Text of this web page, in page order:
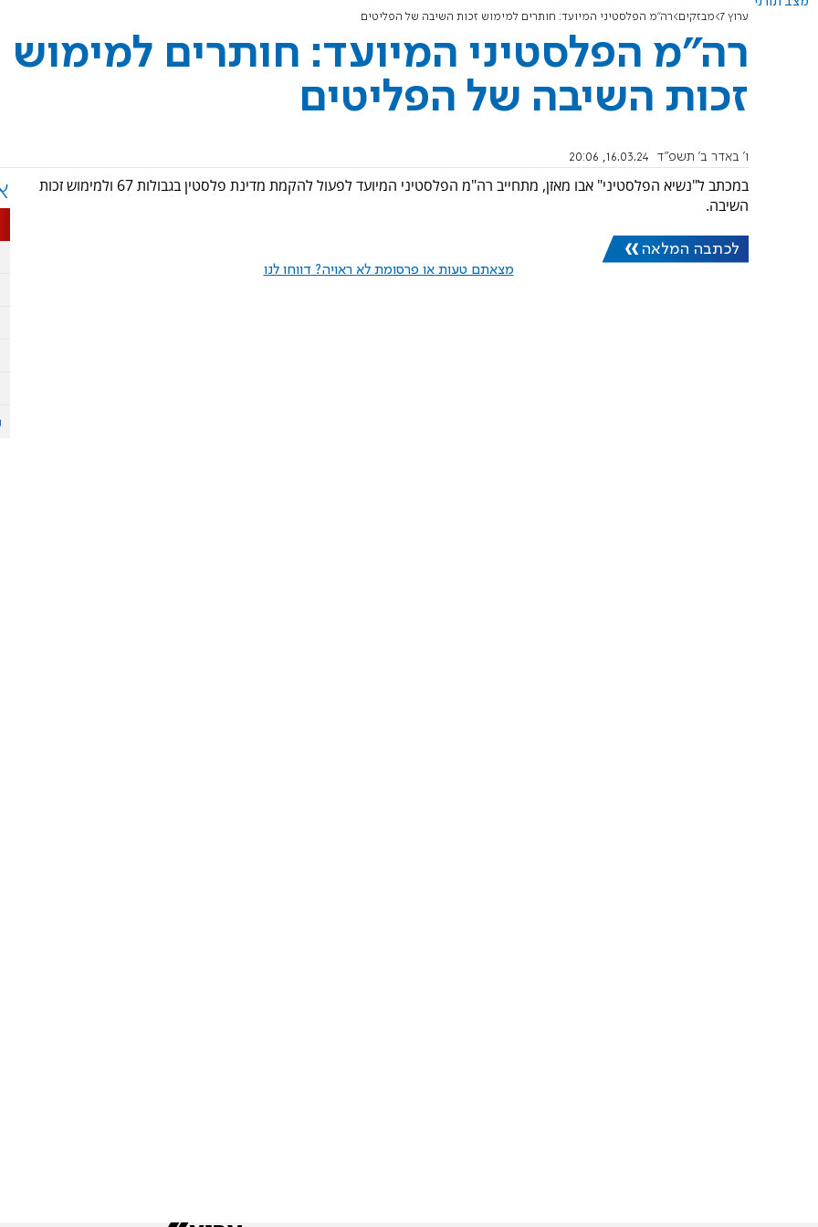
ערוץ 7 מבזקים רה"מ הפלסטיני המיועד: חותרים למימוש זכות השיבה של הפליטים
רה"מ הפלסטיני המיועד: חותרים למימוש
זכות השיבה של הפליטים
ו' באדר ב׳ תשפ"ד 16.03.24, 20:06
במכתב ל"נשיא הפלסטיני" אבו מאזן, מתחייב רה"מ הפלסטיני המיועד לפעול להקמת מדינת פלסטין בגבולות 67 ולמימוש זכות
השיבה.
לכתבה המלאה
מצאתם טעות או פרסומת לא ראויה? דווחו לנו